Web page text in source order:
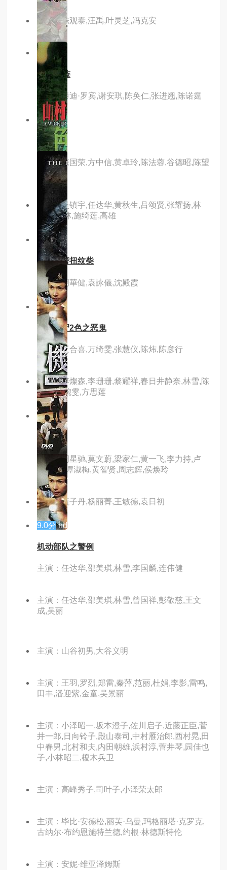
主演：陈观泰,汪禹,叶灵芝,冯克安
8.0分
4拍4家族
主演：泰迪·罗宾,谢安琪,陈奂仁,张进翘,陈诺霆
8.0分 hd
枪王
主演：张国荣,方中信,黄卓玲,陈法蓉,谷德昭,陈望
华
主演：吴镇宇,任达华,黄秋生,吕颂贤,张耀扬,林
雪,王天林,施绮莲,高雄
8.0分 hd
横纹刀劈扭纹柴
主演：周華健,袁詠儀,沈殿霞
3.0分 hd
山村老尸2色之恶鬼
主演：王合喜,万绮雯,张慧仪,陈炜,陈彦行
主演：李燦森,李珊珊,黎耀祥,春日井静奈,林雪,陈
惠敏,袁婉雯,方思莲
2.0分 hd
回魂
主演：周星驰,莫文蔚,梁家仁,黄一飞,李力持,卢
雄,张莽,谭淑梅,黄智贤,周志辉,侯焕玲
主演：甄子丹,杨丽菁,王敏德,袁日初
9.0分 hd
机动部队之警例
主演：任达华,邵美琪,林雪,李国麟,连伟健
主演：任达华,邵美琪,林雪,曾国祥,彭敬慈,王文
成,吴丽
主演：山谷初男,大谷义明
主演：王羽,罗烈,郑雷,秦萍,范丽,杜娟,李影,雷鸣,
田丰,潘迎紫,金童,吴景丽
主演：小泽昭一,坂本澄子,佐川启子,近藤正臣,菅
井一郎,日向铃子,殿山泰司,中村雁治郎,西村晃,田
中春男,北村和夫,内田朝雄,浜村淳,菅井琴,园佳也
子,小林昭二,榎木兵卫
主演：高峰秀子,司叶子,小泽荣太郎
主演：毕比·安德松,丽芙·乌曼,玛格丽塔·克罗克,
古纳尔·布约恩施特兰德,约根·林德斯特伦
主演：安妮·维亚泽姆斯